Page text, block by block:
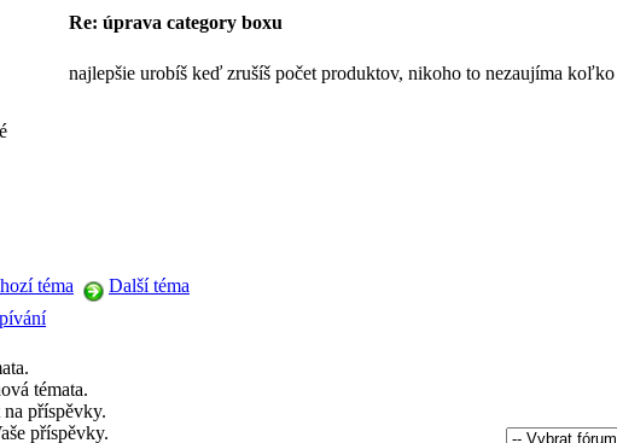
Re: úprava category boxu
najlepšie urobíš keď zrušíš počet produktov, nikoho to nezaujíma
téma Další téma
témata.
příspěvky.
příspěvky.